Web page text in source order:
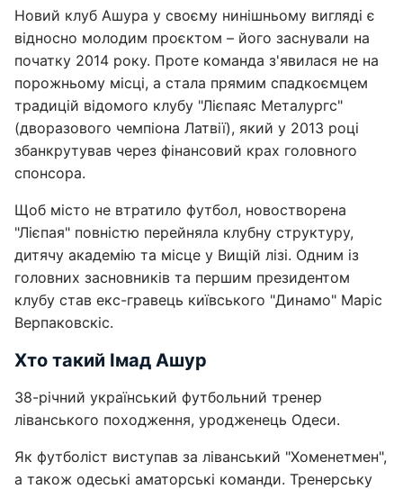
Новий клуб Ашура у своєму нинішньому вигляді є
відносно молодим проєктом – його заснували на
початку 2014 року. Проте команда з'явилася не на
порожньому місці, а стала прямим спадкоємцем
традицій відомого клубу "Лієпаяс Металургс"
(дворазового чемпіона Латвії), який у 2013 році
збанкрутував через фінансовий крах головного
спонсора.
Щоб місто не втратило футбол, новостворена
"Лієпая" повністю перейняла клубну структуру,
дитячу академію та місце у Вищій лізі. Одним із
головних засновників та першим президентом
клубу став екс-гравець київського "Динамо" Маріс
Верпаковскіс.
Хто такий Імад Ашур
38-річний український футбольний тренер
ліванського походження, уродженець Одеси.
Як футболіст виступав за ліванський "Хоменетмен",
а також одеські аматорські команди. Тренерську